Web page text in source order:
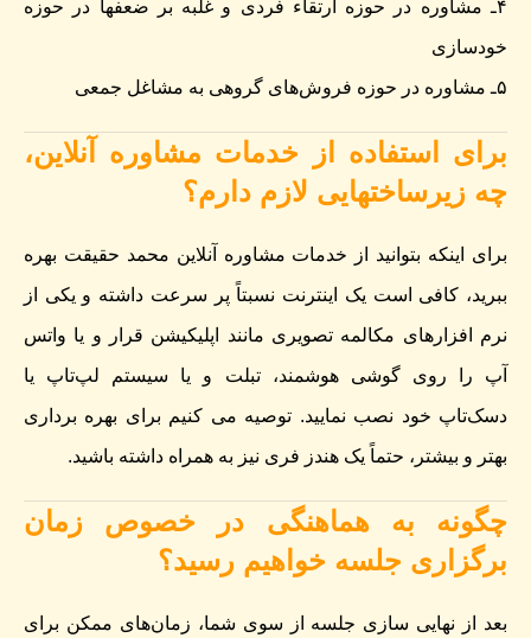
۴ـ مشاوره در حوزه ارتقاء فردی و غلبه بر ضعفها در حوزه
خودسازی
۵ـ مشاوره در حوزه فروش‌های گروهی به مشاغل جمعی
برای استفاده از خدمات مشاوره آنلاین،
چه زیرساختهایی لازم دارم؟
برای اینکه بتوانید از خدمات مشاوره آنلاین محمد حقیقت بهره
ببرید، کافی است یک اینترنت نسبتاً پر سرعت داشته و یکی از
نرم افزارهای مکالمه تصویری مانند اپلیکیشن قرار و یا واتس
آپ را روی گوشی هوشمند، تبلت و یا سیستم لپ‌تاپ یا
دسک‌تاپ خود نصب نمایید. توصیه می کنیم برای بهره برداری
بهتر و بیشتر، حتماً یک هندز فری نیز به همراه داشته باشید.
چگونه به هماهنگی در خصوص زمان
برگزاری جلسه خواهیم رسید؟
بعد از نهایی سازی جلسه از سوی شما، زمان‌های ممکن برای